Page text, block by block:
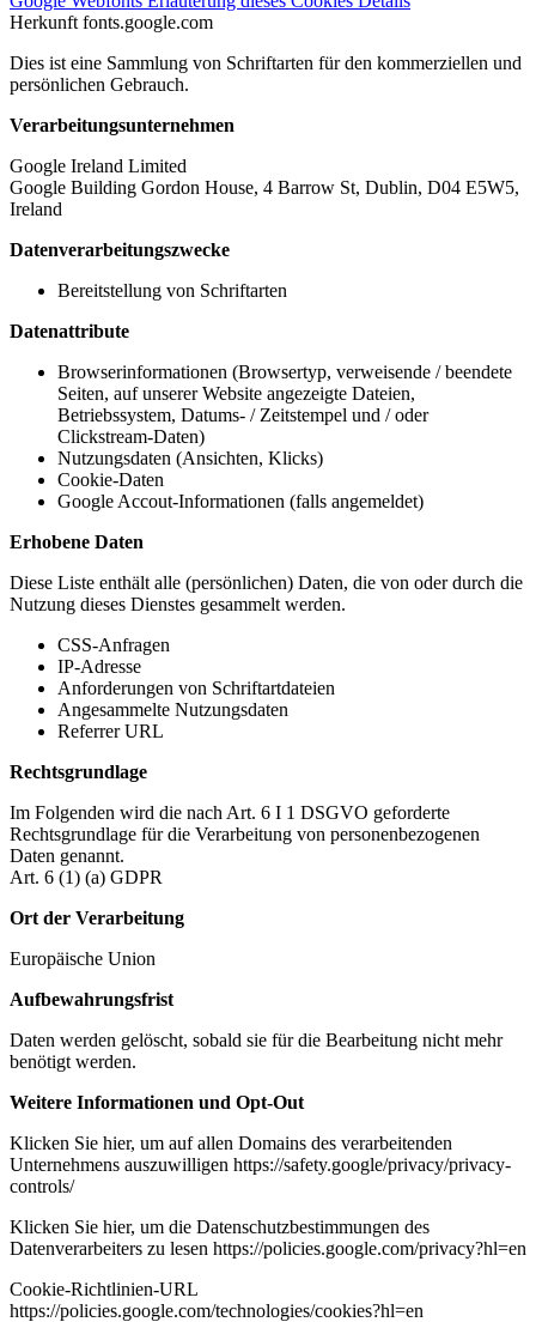
Herkunft fonts.google.com
Dies ist eine Sammlung von Schriftarten für den kommerziellen und
persönlichen Gebrauch.
Verarbeitungsunternehmen
Google Ireland Limited
Google Building Gordon House, 4 Barrow St, Dublin, D04 E5W5,
Ireland
Datenverarbeitungszwecke
Bereitstellung von Schriftarten
Datenattribute
Browserinformationen (Browsertyp, verweisende / beendete
Seiten, auf unserer Website angezeigte Dateien,
Betriebssystem, Datums- / Zeitstempel und / oder
Clickstream-Daten)
Nutzungsdaten (Ansichten, Klicks)
Cookie-Daten
Google Accout-Informationen (falls angemeldet)
Erhobene Daten
Diese Liste enthält alle (persönlichen) Daten, die von oder durch die
Nutzung dieses Dienstes gesammelt werden.
CSS-Anfragen
IP-Adresse
Anforderungen von Schriftartdateien
Angesammelte Nutzungsdaten
Referrer URL
Rechtsgrundlage
Im Folgenden wird die nach Art. 6 I 1 DSGVO geforderte
Rechtsgrundlage für die Verarbeitung von personenbezogenen
Daten genannt.
Art. 6 (1) (a) GDPR
Ort der Verarbeitung
Europäische Union
Aufbewahrungsfrist
Daten werden gelöscht, sobald sie für die Bearbeitung nicht mehr
benötigt werden.
Weitere Informationen und Opt-Out
Klicken Sie hier, um auf allen Domains des verarbeitenden
Unternehmens auszuwilligen https://safety.google/privacy/privacy-
controls/
Klicken Sie hier, um die Datenschutzbestimmungen des
Datenverarbeiters zu lesen https://policies.google.com/privacy?hl=en
Cookie-Richtlinien-URL
https://policies.google.com/technologies/cookies?hl=en